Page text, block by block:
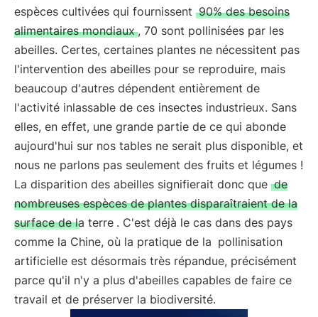
espèces cultivées qui fournissent 90% des besoins
alimentaires mondiaux , 70 sont pollinisées par les
abeilles. Certes, certaines plantes ne nécessitent pas
l'intervention des abeilles pour se reproduire, mais
beaucoup d'autres dépendent entièrement de
l'activité inlassable de ces insectes industrieux. Sans
elles, en effet, une grande partie de ce qui abonde
aujourd'hui sur nos tables ne serait plus disponible, et
nous ne parlons pas seulement des fruits et légumes !
La disparition des abeilles signifierait donc que de
nombreuses espèces de plantes disparaîtraient de la
surface de la terre . C'est déjà le cas dans des pays
comme la Chine, où la pratique de la pollinisation
artificielle est désormais très répandue, précisément
parce qu'il n'y a plus d'abeilles capables de faire ce
travail et de préserver la biodiversité.